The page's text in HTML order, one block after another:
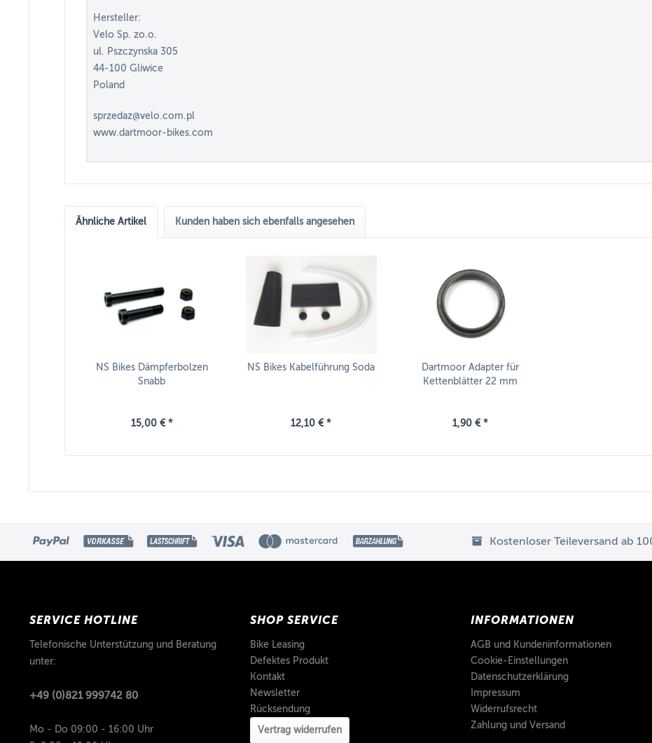
Hersteller:
Velo Sp. zo.o.
ul. Pszczynska 305
44-100 Gliwice
Poland
sprzedaz@velo.com.pl
www.dartmoor-bikes.com
Ähnliche Artikel Kunden haben sich ebenfalls angesehen
NS Bikes Dämpferbolzen
Snabb
15,00 € *
NS Bikes Kabelführung Soda
12,10 € *
Dartmoor Adapter für
Kettenblätter 22 mm
1,90 € *
Kostenloser Teileversand ab
SERVICE HOTLINE
Telefonische Unterstützung und Beratung
unter:
+49 (0)821 999742 80
Mo - Do 09:00 - 16:00 Uhr
SHOP SERVICE
Bike Leasing
Defektes Produkt
Kontakt
Newsletter
Rücksendung
Vertrag widerrufen
INFORMATIONEN
AGB und Kundeninformationen
Cookie-Einstellungen
Datenschutzerklärung
Impressum
Widerrufsrecht
Zahlung und Versand